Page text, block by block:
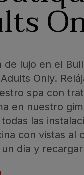
de lujo en el
Only.
spa con
en nuestro
las
con vistas al
día y